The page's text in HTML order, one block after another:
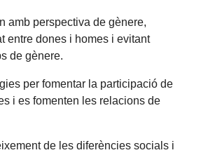
amb perspectiva de gènere,
entre dones i homes i evitant
de gènere.
per fomentar la participació de
i es fomenten les relacions de
de les diferències socials i